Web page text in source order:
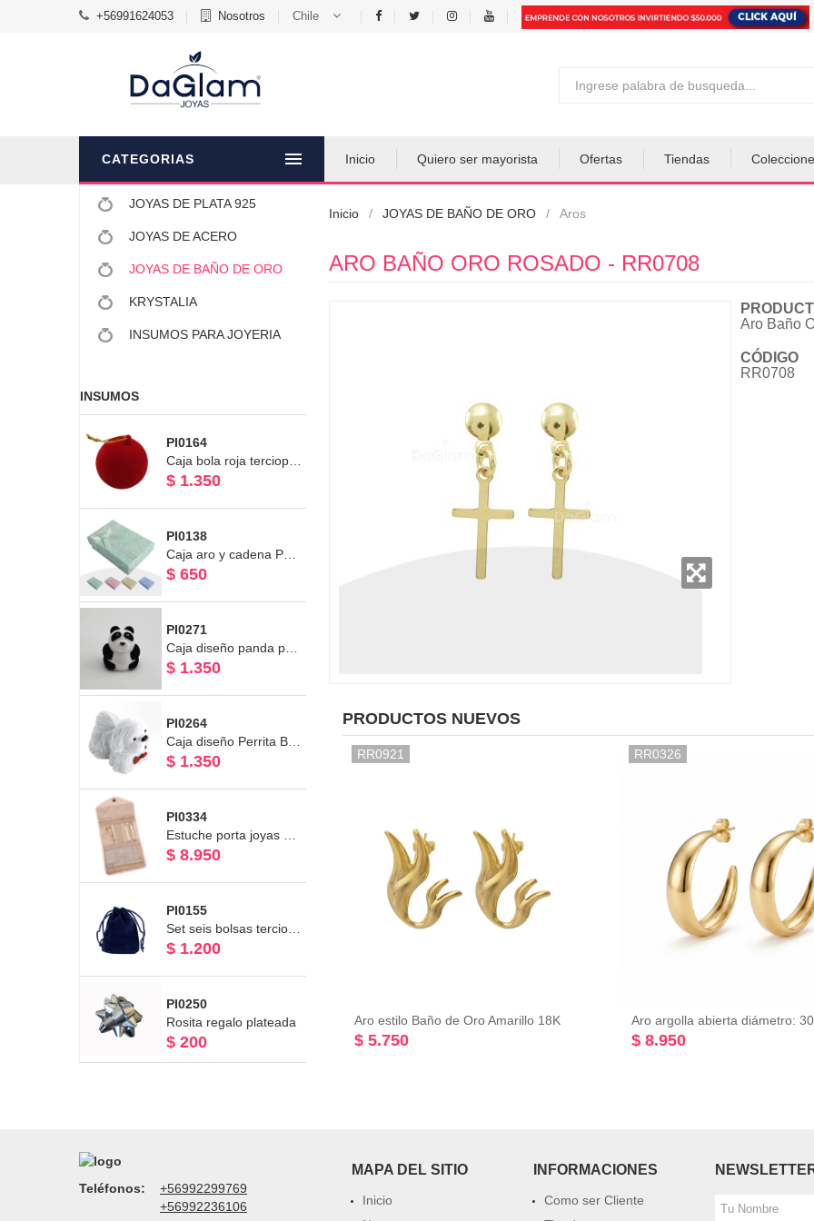
+56991624053 Nosotros Chile
CATEGORIAS Inicio Quiero ser mayorista Ofertas Tiendas
JOYAS DE PLATA 925
JOYAS DE ACERO
JOYAS DE BAÑO DE ORO
KRYSTALIA
INSUMOS PARA JOYERIA
INSUMOS
PI0164
$ 1.350
PI0138
$ 650
PI0271
$ 1.350
PI0264
$ 1.350
PI0334
$ 8.950
PI0155
$ 1.200
PI0250
Rosita regalo plateada
$ 200
Inicio JOYAS DE BAÑO DE ORO Aros
ARO BAÑO ORO ROSADO - RR0708
Aro Baño
CÓDIGO
RR0708
PRODUCTOS NUEVOS
RR0921
Aro estilo Baño de Oro Amarillo 18K
$ 5.750
RR0326
$ 8.950
Teléfonos:
+56992299769
+56992236106
MAPA DEL SITIO
Inicio
INFORMACIONES
Como ser Cliente